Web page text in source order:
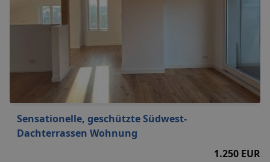
Sensationelle, geschützte Südwest-
Dachterrassen Wohnung
1.250 EUR